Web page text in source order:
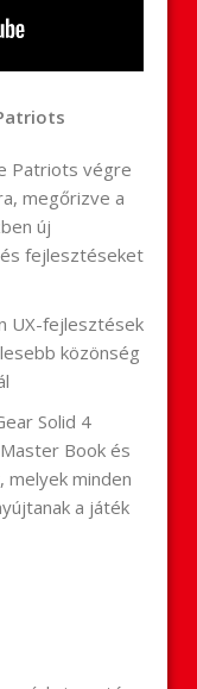
Patriots végre
megőrizve a
új
fejlesztéseket
UX-fejlesztések
közönség
Solid 4
Book és
melyek minden
a játék